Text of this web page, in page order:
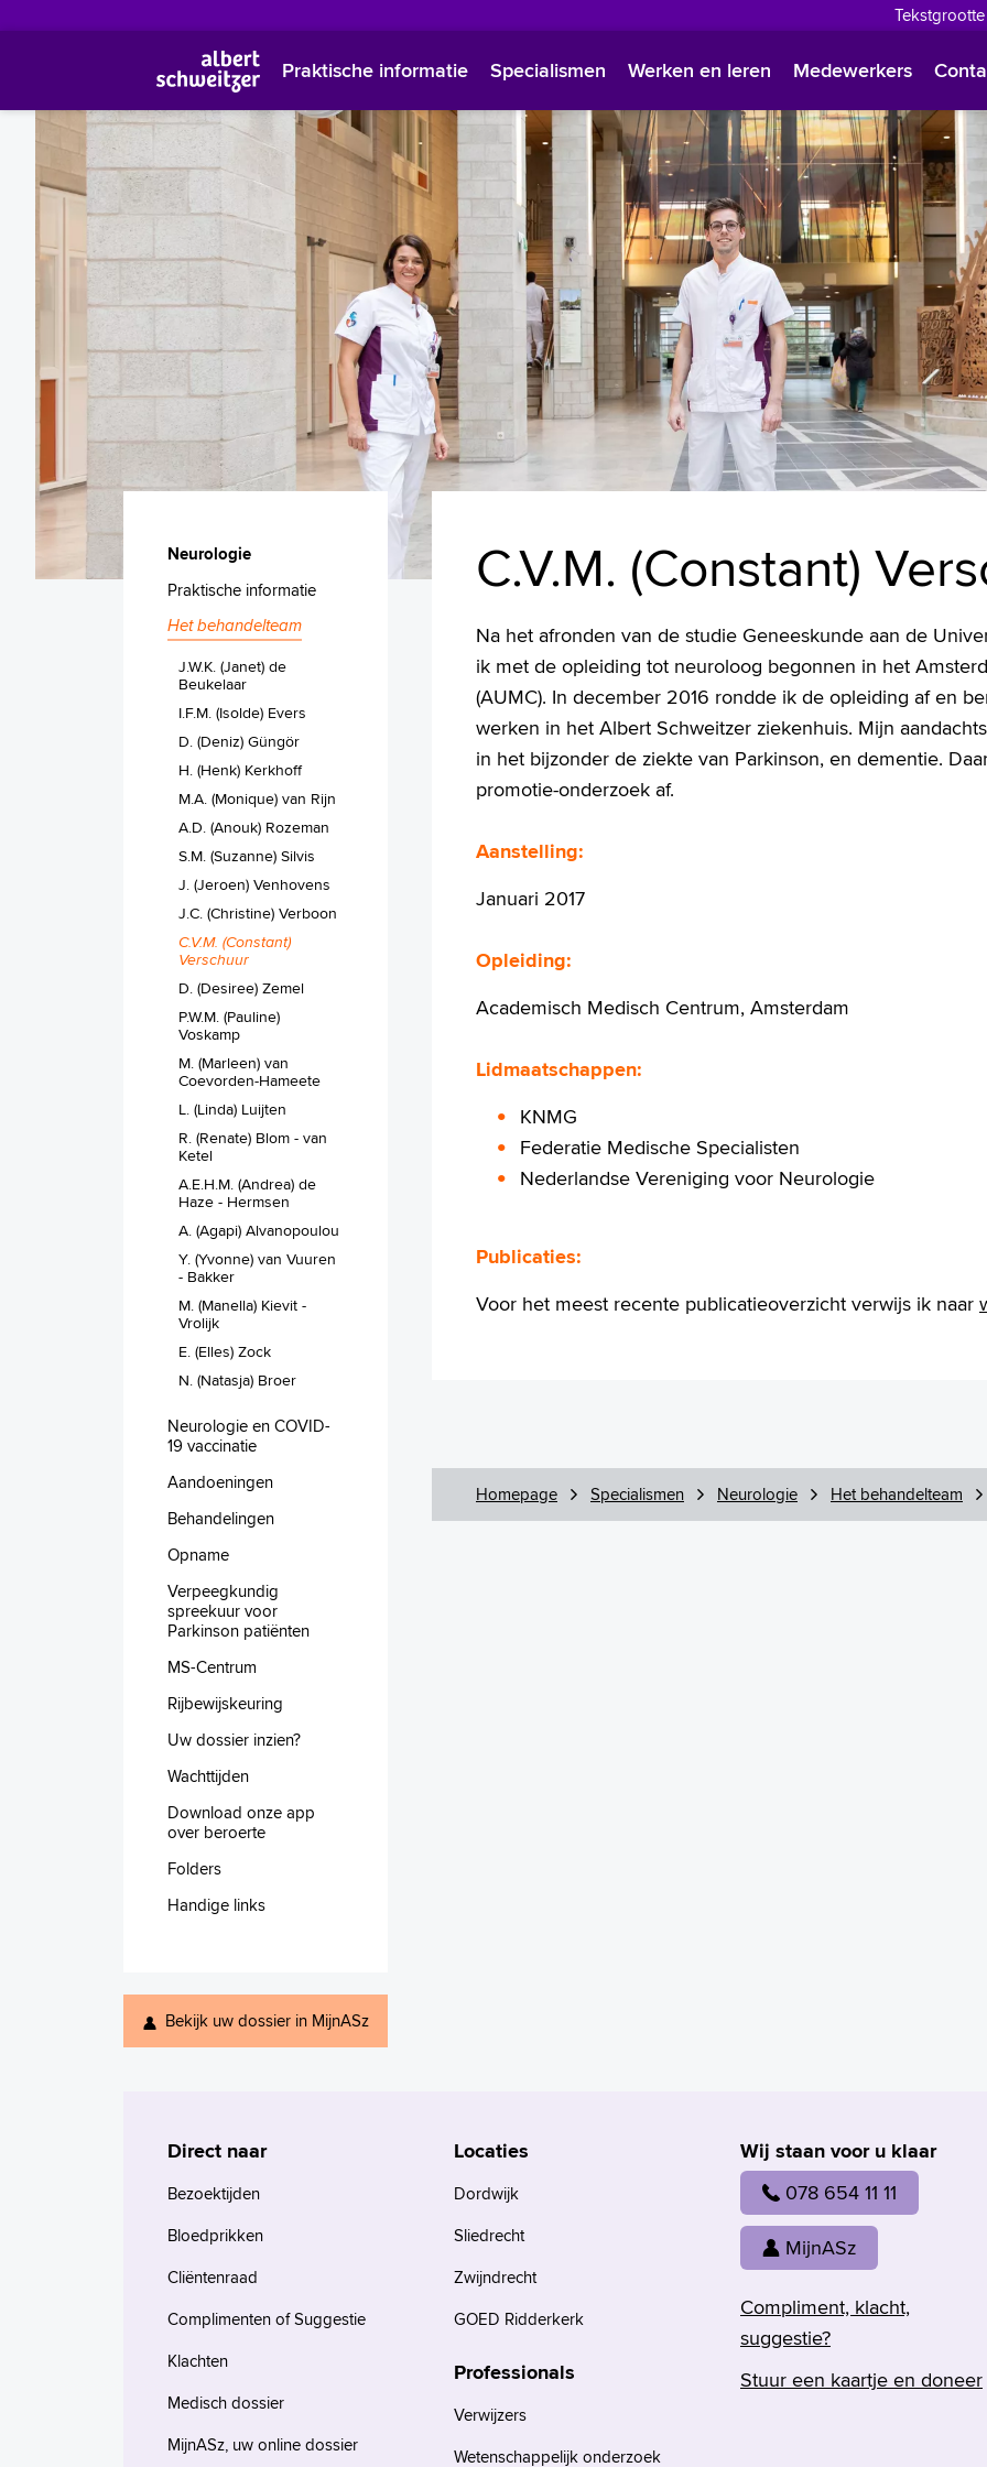
Polski
Türkçe
Praktische informatie Specialismen Werken en leren Medewerkers
Neurologie
Praktische informatie
Het behandelteam
J.W.K. (Janet) de
Beukelaar
I.F.M. (Isolde) Evers
D. (Deniz) Güngör
H. (Henk) Kerkhoff
M.A. (Monique) van Rijn
A.D. (Anouk) Rozeman
S.M. (Suzanne) Silvis
J. (Jeroen) Venhovens
J.C. (Christine) Verboon
C.V.M. (Constant)
Verschuur
D. (Desiree) Zemel
P.W.M. (Pauline)
Voskamp
M. (Marleen) van
Coevorden-Hameete
L. (Linda) Luijten
R. (Renate) Blom - van
Ketel
A.E.H.M. (Andrea) de
Haze - Hermsen
A. (Agapi) Alvanopoulou
Y. (Yvonne) van Vuuren
- Bakker
M. (Manella) Kievit -
Vrolijk
E. (Elles) Zock
N. (Natasja) Broer
Neurologie en COVID-
19 vaccinatie
Aandoeningen
Behandelingen
Opname
Verpeegkundig
spreekuur voor
Parkinson patiënten
MS-Centrum
Rijbewijskeuring
Uw dossier inzien?
Wachttijden
Download onze app
over beroerte
Folders
Handige links
Bekijk uw dossier in MijnASz
C.V.M. (Constant)
Na het afronden van de studie Geneeskunde aan de
ik met de opleiding tot neuroloog begonnen in het
(AUMC). In december 2016 rondde ik de opleiding af en
werken in het Albert Schweitzer ziekenhuis. Mijn
in het bijzonder de ziekte van Parkinson, en dementie.
promotie-onderzoek af.
Aanstelling:
Januari 2017
Opleiding:
Academisch Medisch Centrum, Amsterdam
Lidmaatschappen:
KNMG
Federatie Medische Specialisten
Nederlandse Vereniging voor Neurologie
Publicaties:
Voor het meest recente publicatieoverzicht verwijs ik naar
Homepage Specialismen Neurologie Het behandelteam
Wij staan voor u klaar
078 654 11 11
MijnASz
Compliment, klacht,
suggestie?
Stuur een kaartje en doneer
Direct naar
Bezoektijden
Bloedprikken
Cliëntenraad
Complimenten of Suggestie
Klachten
Medisch dossier
MijnASz, uw online dossier
Locaties
Dordwijk
Sliedrecht
Zwijndrecht
GOED Ridderkerk
Professionals
Verwijzers
Wetenschappelijk onderzoek